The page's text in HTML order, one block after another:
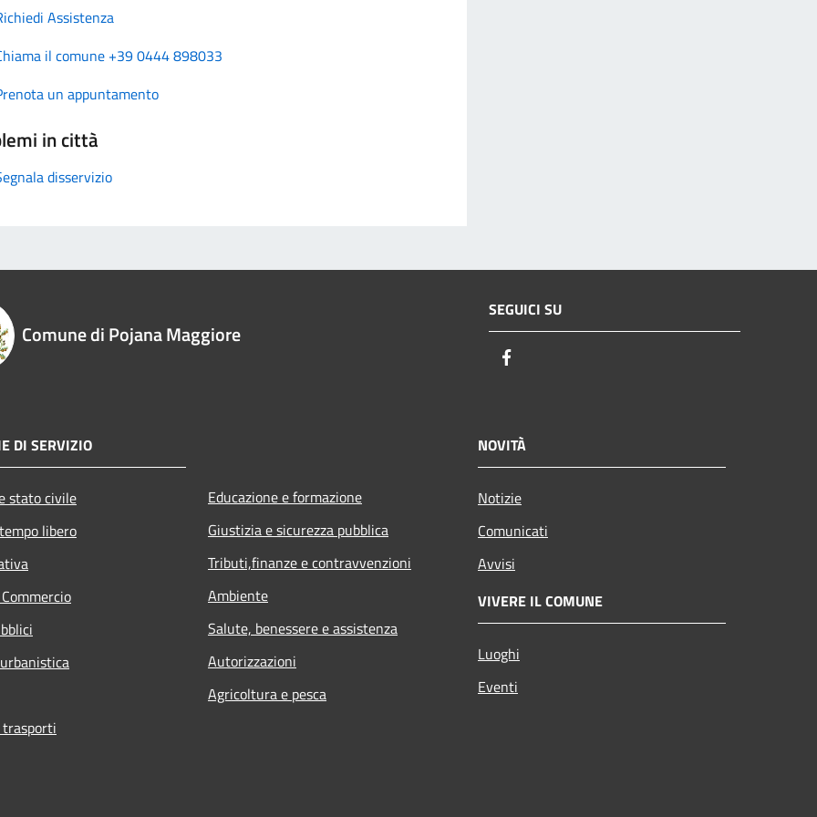
Assistenza
il comune +39 0444 898033
un appuntamento
in città
disservizio
Comune di Pojana Maggiore
SEGUICI SU
DI SERVIZIO
stato civile
libero
Educazione e formazione
Giustizia e sicurezza pubblica
Tributi,finanze e contravvenzioni
Ambiente
Salute, benessere e assistenza
Autorizzazioni
Agricoltura e pesca
NOVITÀ
Notizie
Comunicati
Avvisi
VIVERE IL COMUNE
Luoghi
Eventi